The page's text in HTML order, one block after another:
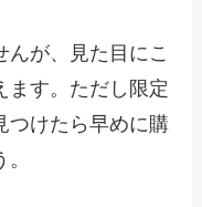
んが、見た目にこ
ます。ただし限定
つけたら早めに購